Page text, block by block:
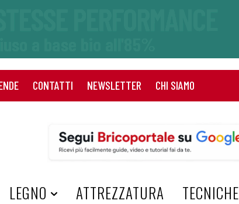
CONTATTI NEWSLETTER CHI SIAMO
LEGNO ATTREZZATURA TECNICHE